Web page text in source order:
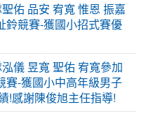
佑 品安 宥寬 惟恩 振嘉
鈴競賽-獲國小招式賽優
儀 昱寬 聖佑 宥寬參加
賽-獲國小中高年級男子
!感謝陳俊旭主任指導!